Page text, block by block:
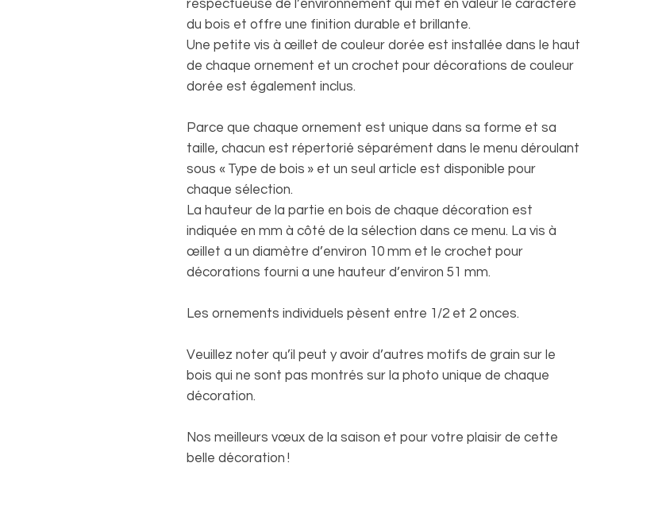
respectueuse de l’environnement qui met en valeur le caractère
du bois et offre une finition durable et brillante.
Une petite vis à œillet de couleur dorée est installée dans le haut
de chaque ornement et un crochet pour décorations de couleur
dorée est également inclus.
Parce que chaque ornement est unique dans sa forme et sa
taille, chacun est répertorié séparément dans le menu déroulant
sous « Type de bois » et un seul article est disponible pour
chaque sélection.
La hauteur de la partie en bois de chaque décoration est
indiquée en mm à côté de la sélection dans ce menu. La vis à
œillet a un diamètre d’environ 10 mm et le crochet pour
décorations fourni a une hauteur d’environ 51 mm.
Les ornements individuels pèsent entre 1/2 et 2 onces.
Veuillez noter qu’il peut y avoir d’autres motifs de grain sur le
bois qui ne sont pas montrés sur la photo unique de chaque
décoration.
Nos meilleurs vœux de la saison et pour votre plaisir de cette
belle décoration !